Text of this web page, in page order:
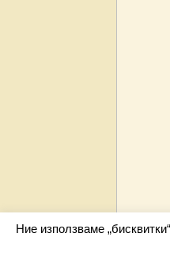
Ние използваме